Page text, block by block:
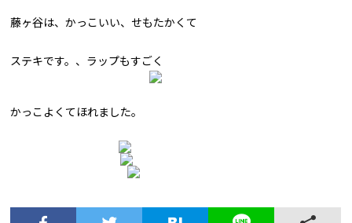
藤ヶ谷は、かっこいい、せもたかくて
ステキです。、ラップもすごく
かっこよくてほれました。